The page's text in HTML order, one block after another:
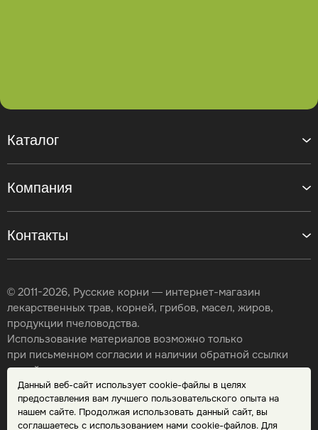
Данный веб-сайт использует cookie-файлы в целях
предоставления вам лучшего пользовательского опыта на
нашем сайте. Продолжая использовать данный сайт, вы
соглашаетесь с использованием нами cookie-файлов. Для
Контакты
Каталог
Компания
© 2011-2026, Русские корни — интернет-магазин
лекарственных трав, корней, грибов, масел, жиров,
продукции пчеловодства.
Использование материалов возможно только
при письменном согласии и наличии обратной ссылки
на сайт.
Карта сайта
Политика конфиденциальности
Публичная оферта